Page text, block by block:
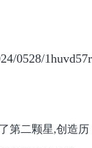
第二颗星,创造历